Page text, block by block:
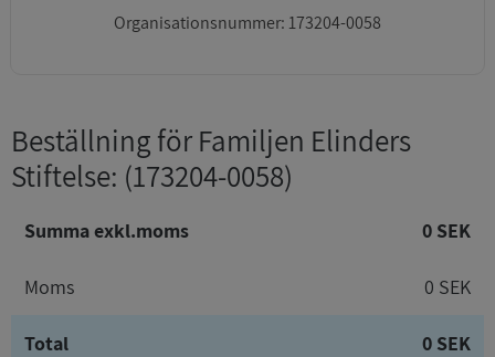
Organisationsnummer: 173204-0058
Beställning för Familjen Elinders
Stiftelse: (173204-0058)
Summa exkl.moms 0 SEK
Moms 0 SEK
Total 0 SEK